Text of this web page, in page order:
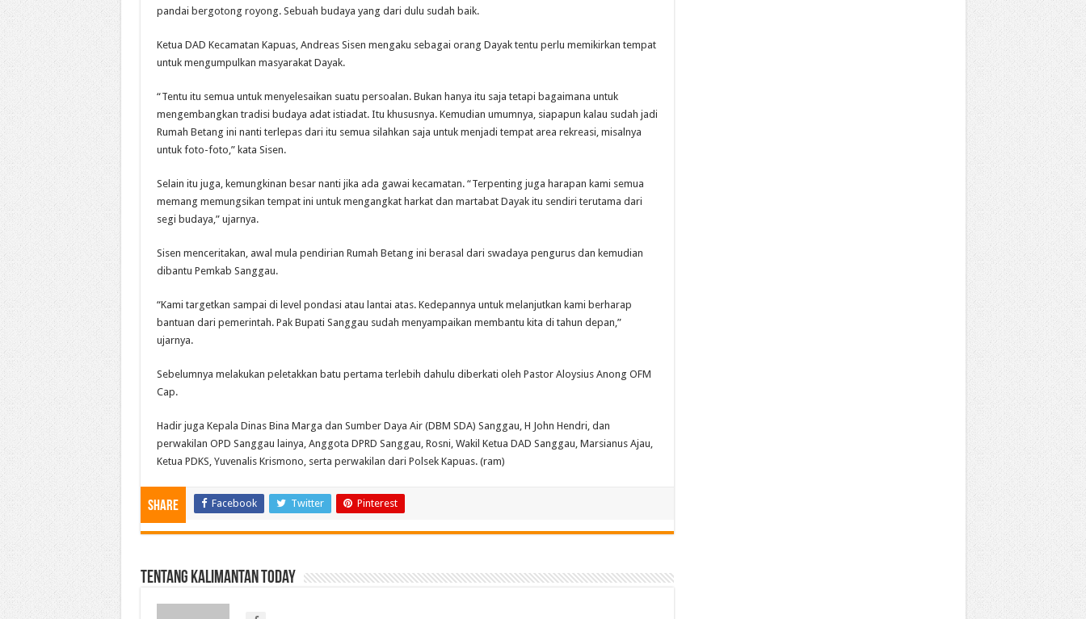
pandai bergotong royong. Sebuah budaya yang dari dulu sudah baik.
Ketua DAD Kecamatan Kapuas, Andreas Sisen mengaku sebagai orang Dayak tentu perlu memikirkan tempat
untuk mengumpulkan masyarakat Dayak.
“Tentu itu semua untuk menyelesaikan suatu persoalan. Bukan hanya itu saja tetapi bagaimana untuk
mengembangkan tradisi budaya adat istiadat. Itu khususnya. Kemudian umumnya, siapapun kalau sudah jadi
Rumah Betang ini nanti terlepas dari itu semua silahkan saja untuk menjadi tempat area rekreasi, misalnya
untuk foto-foto,” kata Sisen.
Selain itu juga, kemungkinan besar nanti jika ada gawai kecamatan. “Terpenting juga harapan kami semua
memang memungsikan tempat ini untuk mengangkat harkat dan martabat Dayak itu sendiri terutama dari
segi budaya,” ujarnya.
Sisen menceritakan, awal mula pendirian Rumah Betang ini berasal dari swadaya pengurus dan kemudian
dibantu Pemkab Sanggau.
“Kami targetkan sampai di level pondasi atau lantai atas. Kedepannya untuk melanjutkan kami berharap
bantuan dari pemerintah. Pak Bupati Sanggau sudah menyampaikan membantu kita di tahun depan,”
ujarnya.
Sebelumnya melakukan peletakkan batu pertama terlebih dahulu diberkati oleh Pastor Aloysius Anong OFM
Cap.
Hadir juga Kepala Dinas Bina Marga dan Sumber Daya Air (DBM SDA) Sanggau, H John Hendri, dan
perwakilan OPD Sanggau lainya, Anggota DPRD Sanggau, Rosni, Wakil Ketua DAD Sanggau, Marsianus Ajau,
Ketua PDKS, Yuvenalis Krismono, serta perwakilan dari Polsek Kapuas. (ram)
Share Facebook Twitter Pinterest
Tentang Kalimantan Today